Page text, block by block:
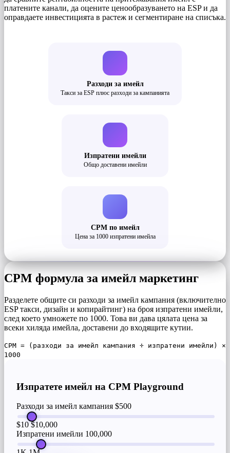
платените канали, да оцените ценообразуването на ESP и да
оправдаете инвестицията в растеж и сегментиране на списъка.
Разходи за имейл
Такси за ESP плюс разходи за кампанията
Изпратени имейли
Общо доставени имейли
CPM по имейл
Цена за 1000 изпратени имейла
CPM формула за имейл маркетинг
Разделете общите си разходи за имейл кампания (включително
ESP такси, дизайн и копирайтинг) на броя изпратени имейли,
след което умножете по 1000. Това ви дава цялата цена за
всеки хиляда имейла, доставени до входящите кутии.
CPM = (разходи за имейл кампания ÷ изпратени имейли) ×
1000
Изпратете имейл на CPM Playground
Разходи за имейл кампания $500
$10 $10,000
Изпратени имейли 100,000